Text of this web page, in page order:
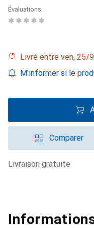
Évaluations
Livré entre ven,
M'informer si le
Comparer
livraison gratuite